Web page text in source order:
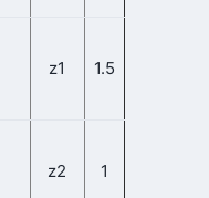
z1 1.5
z2 1